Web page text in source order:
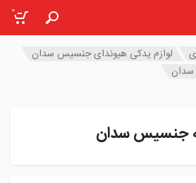
0
لوازم یدکی هیوندای جنسیس سدان
سدان
جنسیس سدان